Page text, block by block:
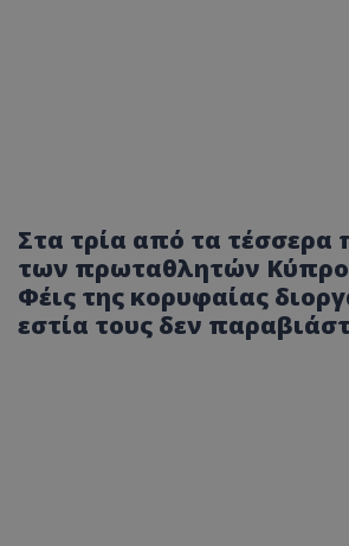
Στα τρία από τα τέσσερα
των πρωταθλητών
Φέις της κορυφαίας
εστία τους δεν